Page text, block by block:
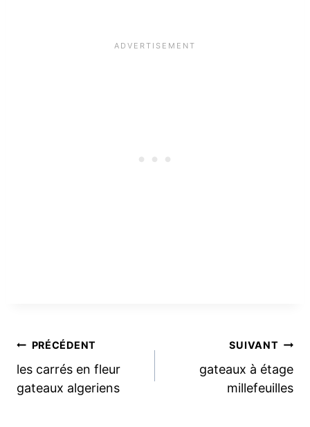
Navigation
de
PRÉCÉDENT
les carrés en fleur
gateaux algeriens
SUIVANT
gateaux à étage
millefeuilles